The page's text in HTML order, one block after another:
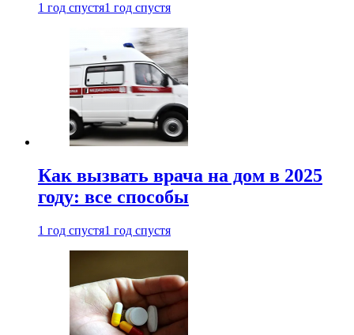
1 год спустя1 год спустя
Как вызвать врача на дом в 2025
году: все способы
1 год спустя1 год спустя